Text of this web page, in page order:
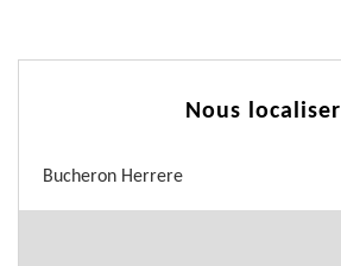
Nous localiser
Bucheron Herrere